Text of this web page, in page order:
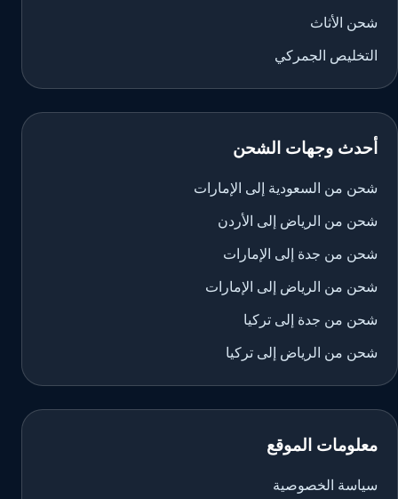
شحن الأثاث
التخليص الجمركي
أحدث وجهات الشحن
شحن من السعودية إلى الإمارات
شحن من الرياض إلى الأردن
شحن من جدة إلى الإمارات
شحن من الرياض إلى الإمارات
شحن من جدة إلى تركيا
شحن من الرياض إلى تركيا
معلومات الموقع
سياسة الخصوصية